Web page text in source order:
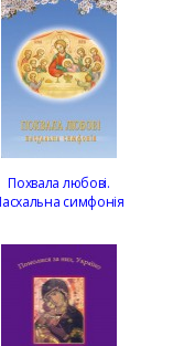
Похвала любові.
симфонія